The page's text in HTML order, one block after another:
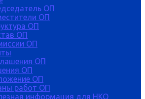
ОП
ОП
ОП
ОП
ОП
ОП
ОП
ОП
работ ОП
информация для НКО